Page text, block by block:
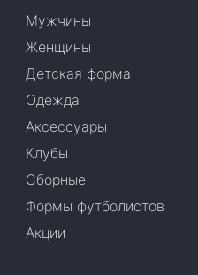
Мужчины
Женщины
Детская форма
Одежда
Аксессуары
Клубы
Сборные
Формы футболистов
Акции